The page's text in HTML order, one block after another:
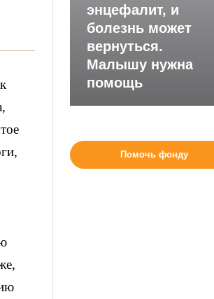
энцефалит, и
болезнь может
вернуться.
Малышу нужна
помощь
Помочь фонду